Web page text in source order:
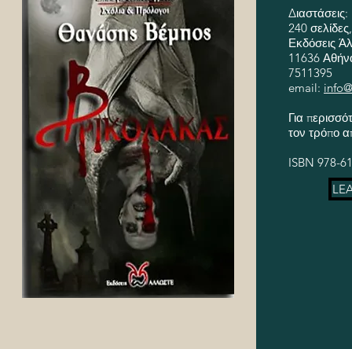
240
Εκδόσεις
11636
7511395
email:
Για
τον τρόπο
ISBN 978-